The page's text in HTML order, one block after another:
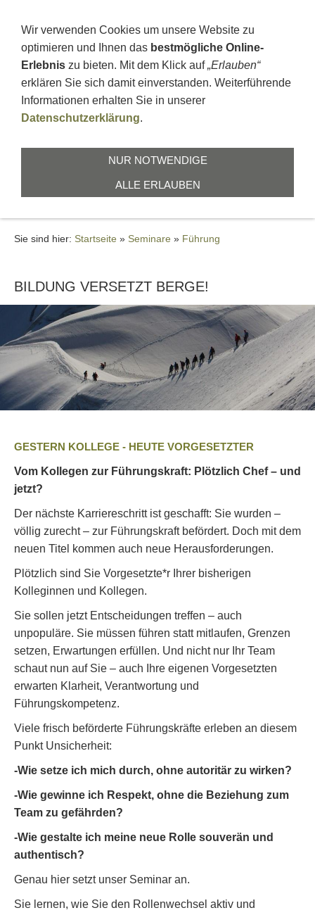
Führung
Sie sind hier: Startseite » Seminare » Führung
BILDUNG VERSETZT BERGE!
GESTERN KOLLEGE - HEUTE VORGESETZTER
Vom Kollegen zur Führungskraft: Plötzlich Chef – und
jetzt?
Der nächste Karriereschritt ist geschafft: Sie wurden –
völlig zurecht – zur Führungskraft befördert. Doch mit dem
neuen Titel kommen auch neue Herausforderungen.
Plötzlich sind Sie Vorgesetzte*r Ihrer bisherigen
Kolleginnen und Kollegen.
Sie sollen jetzt Entscheidungen treffen – auch
unpopuläre. Sie müssen führen statt mitlaufen, Grenzen
setzen, Erwartungen erfüllen. Und nicht nur Ihr Team
schaut nun auf Sie – auch Ihre eigenen Vorgesetzten
erwarten Klarheit, Verantwortung und
Führungskompetenz.
Viele frisch beförderte Führungskräfte erleben an diesem
Punkt Unsicherheit:
-Wie setze ich mich durch, ohne autoritär zu wirken?
-Wie gewinne ich Respekt, ohne die Beziehung zum
Team zu gefährden?
-Wie gestalte ich meine neue Rolle souverän und
authentisch?
Genau hier setzt unser Seminar an.
Sie lernen, wie Sie den Rollenwechsel aktiv und
Wir verwenden Cookies um unsere Website zu
optimieren und Ihnen das bestmögliche Online-
Erlebnis zu bieten. Mit dem Klick auf„Erlauben“
erklären Sie sich damit einverstanden. Weiterführende
Informationen erhalten Sie in unserer
Datenschutzerklärung.
NUR NOTWENDIGE
ALLE ERLAUBEN